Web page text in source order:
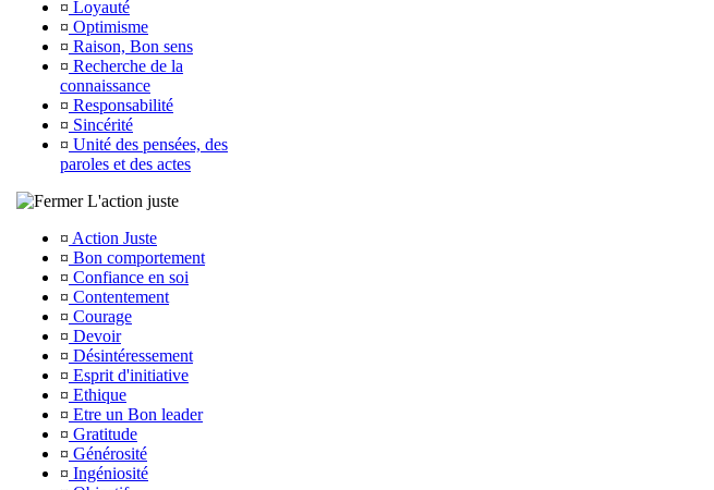
¤ Loyauté
¤ Optimisme
¤ Raison, Bon sens
¤ Recherche de la
connaissance
¤ Responsabilité
¤ Sincérité
¤ Unité des pensées, des
paroles et des actes
L'action juste
¤ Action Juste
¤ Bon comportement
¤ Confiance en soi
¤ Contentement
¤ Courage
¤ Devoir
¤ Désintéressement
¤ Esprit d'initiative
¤ Ethique
¤ Etre un Bon leader
¤ Gratitude
¤ Générosité
¤ Ingéniosité